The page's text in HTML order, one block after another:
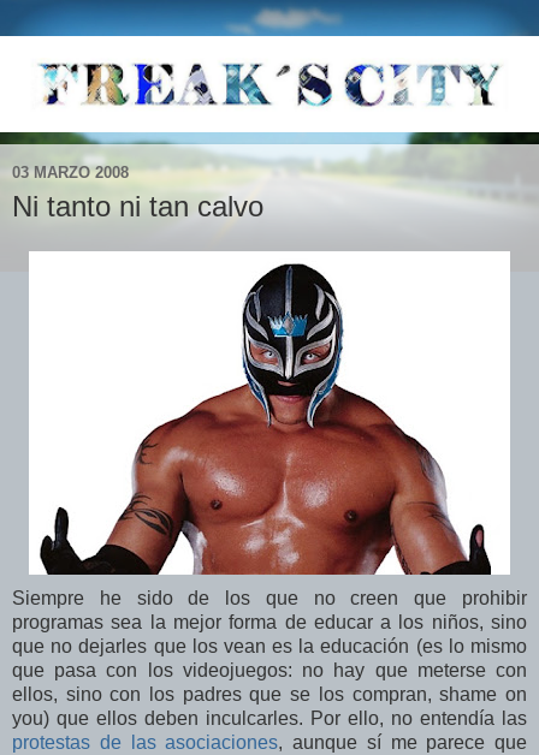
03 MARZO 2008
Ni tanto ni tan calvo
Siempre he sido de los que no creen que prohibir
programas sea la mejor forma de educar a los niños, sino
que no dejarles que los vean es la educación (es lo mismo
que pasa con los videojuegos: no hay que meterse con
ellos, sino con los padres que se los compran, shame on
you) que ellos deben inculcarles. Por ello, no entendía las
protestas de las asociaciones, aunque sí me parece que